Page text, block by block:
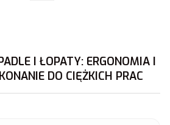
I ŁOPATY: ERGONOMIA I
DO CIĘŻKICH PRAC